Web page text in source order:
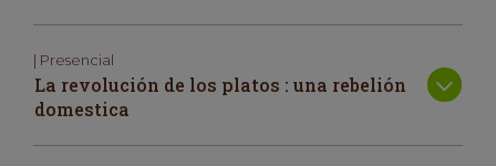
| Presencial
La revolución de los platos : una rebelión
domestica